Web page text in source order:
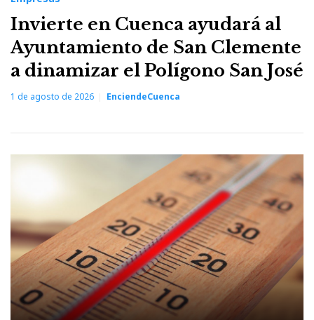
Invierte en Cuenca ayudará al
Ayuntamiento de San Clemente
a dinamizar el Polígono San José
1 de agosto de 2026 EnciendeCuenca